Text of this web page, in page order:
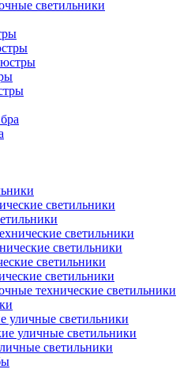
светильники
светильники
светильники
светильники
светильники
светильники
технические светильники
уличные светильники
уличные светильники
светильники